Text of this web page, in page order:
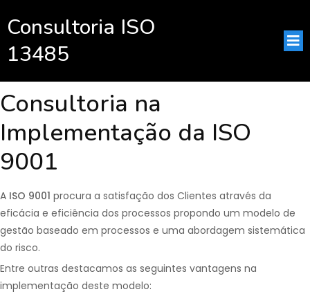
Consultoria ISO
13485
Consultoria na
Implementação da ISO
9001
A ISO 9001 procura a satisfação dos Clientes através da
eficácia e eficiência dos processos propondo um modelo de
gestão baseado em processos e uma abordagem sistemática
do risco.
Entre outras destacamos as seguintes vantagens na
implementação deste modelo: